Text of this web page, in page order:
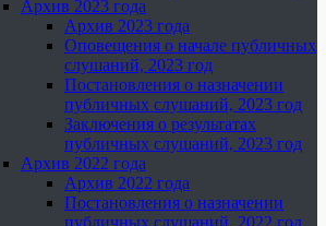
Архив 2023 года
Архив 2023 года
Оповещения о начале публичных
слушаний, 2023 год
Постановления о назначении
публичных слушаний, 2023 год
Заключения о результатах
публичных слушаний, 2023 год
Архив 2022 года
Архив 2022 года
Постановления о назначении
публичных слушаний, 2022 год